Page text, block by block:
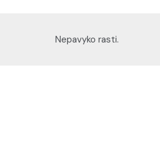
Nepavyko rasti.